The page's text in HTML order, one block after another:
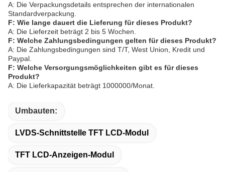
A: Die Verpackungsdetails entsprechen der internationalen
Standardverpackung.
F: Wie lange dauert die Lieferung für dieses Produkt?
A: Die Lieferzeit beträgt 2 bis 5 Wochen.
F: Welche Zahlungsbedingungen gelten für dieses Produkt?
A: Die Zahlungsbedingungen sind T/T, West Union, Kredit und
Paypal.
F: Welche Versorgungsmöglichkeiten gibt es für dieses
Produkt?
A: Die Lieferkapazität beträgt 1000000/Monat.
Umbauten:
LVDS-Schnittstelle TFT LCD-Modul
TFT LCD-Anzeigen-Modul